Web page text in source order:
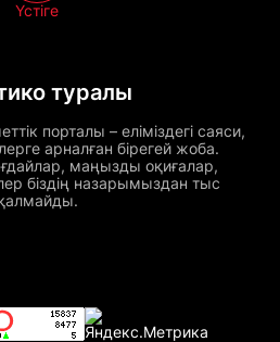
туралы
порталы – еліміздегі саяси,
арналған бірегей жоба.
маңызды оқиғалар,
біздің назарымыздан тыс
Үстіге